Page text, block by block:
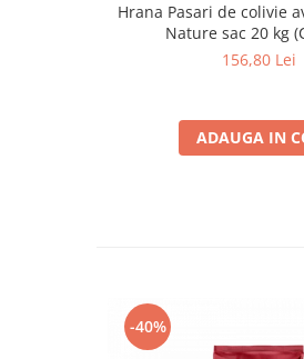
Hrana Pasari de colivie
Nature sac 20 kg
156,80 Lei
ADAUGA IN
-40%